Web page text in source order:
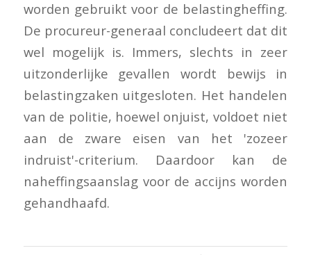
worden gebruikt voor de belastingheffing.
De procureur-generaal concludeert dat dit
wel mogelijk is. Immers, slechts in zeer
uitzonderlijke gevallen wordt bewijs in
belastingzaken uitgesloten. Het handelen
van de politie, hoewel onjuist, voldoet niet
aan de zware eisen van het 'zozeer
indruist'-criterium. Daardoor kan de
naheffingsaanslag voor de accijns worden
gehandhaafd.